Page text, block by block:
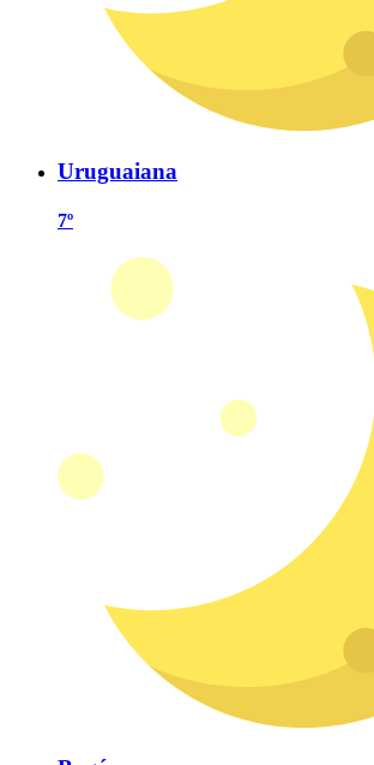
Uruguaiana
7º